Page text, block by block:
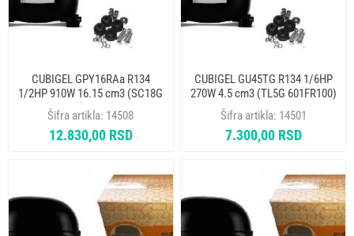
CUBIGEL GPY16RAa R134
1/2HP 910W 16.15 cm3 (SC18G
318CY004) KOMPRESOR
Šifra artikla: 14508
12.830,00 RSD
CUBIGEL GU45TG R134 1/6HP
270W 4.5 cm3 (TL5G 601FR100)
KOMPRESOR
Šifra artikla: 14501
7.300,00 RSD